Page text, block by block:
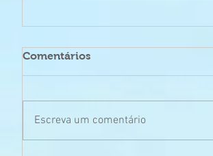
Comentários
Escreva um comentário